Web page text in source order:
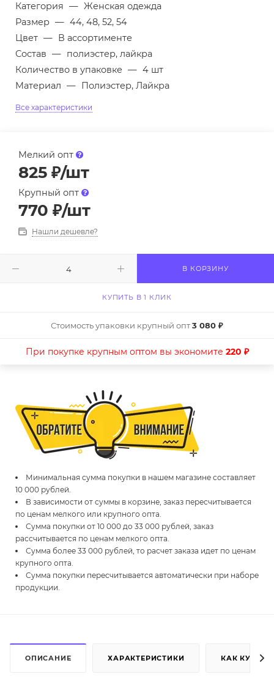
Категория — Женская одежда
Размер — 44, 48, 52, 54
Цвет — В ассортименте
Состав — полиэстер, лайкра
Количество в упаковке — 4 шт
Материал — Полиэстер, Лайкра
Все характеристики
Мелкий опт
825 ₽/шт
Крупный опт
770 ₽/шт
Нашли дешевле?
В КОРЗИНУ
КУПИТЬ В 1 КЛИК
Стоимость упаковки крупный опт3 080 ₽
При покупке крупным оптом вы экономите 220 ₽
Минимальная сумма покупки в нашем магазине составляет
10 000 рублей.
В зависимости от суммы в корзине, заказ пересчитывается
по ценам мелкого или крупного опта.
Сумма покупки от 10 000 до 33 000 рублей, заказ
рассчитывается по ценам мелкого опта.
Сумма более 33 000 рублей, то расчет заказа идет по ценам
крупного опта.
Сумма покупки пересчитывается автоматически при наборе
продукции.
ОПИСАНИЕ ХАРАКТЕРИСТИКИ КАК КУПИТЬ